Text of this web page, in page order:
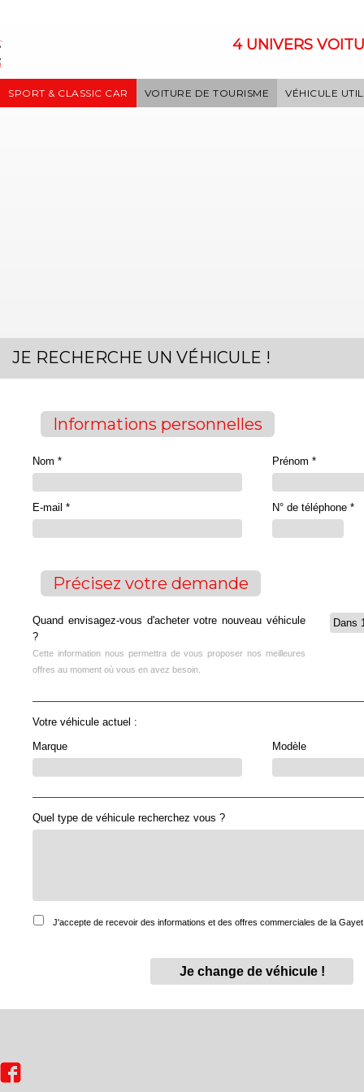
4 UNIVERS
SPORT & CLASSIC CAR VOITURE DE TOURISME VÉHICULE
JE RECHERCHE UN VÉHICULE !
Informations personnelles
Nom * Prénom *
E-mail * N° de téléphone *
Précisez votre demande
Quand envisagez-vous d'acheter votre nouveau véhicule
?
Cette information nous permettra de vous proposer nos meilleures
offres au moment où vous en avez besoin.
Votre véhicule actuel :
Marque
Modèle
Quel type de véhicule recherchez vous ?
J'accepte de recevoir des informations et des offres commerciales de la